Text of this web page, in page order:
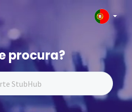
procura?